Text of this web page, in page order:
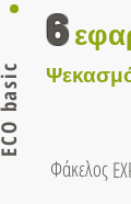
6
Φάκελος